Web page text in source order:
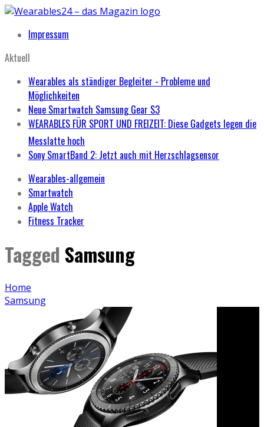
Impressum
Aktuell
Wearables als ständiger Begleiter - Probleme und
Möglichkeiten
Neue Smartwatch Samsung Gear S3
WEARABLES FÜR SPORT UND FREIZEIT: Diese Gadgets legen die
Messlatte hoch
Sony SmartBand 2: Jetzt auch mit Herzschlagsensor
Wearables-allgemein
Smartwatch
Apple Watch
Fitness Tracker
Tagged Samsung
Home
Samsung